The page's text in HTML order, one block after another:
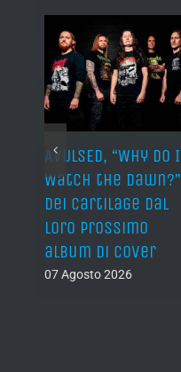
AVULSED, “Why Do I
Watch the Dawn?”
dei Cartilage dal
loro prossimo
album di cover
07 Agosto 2026